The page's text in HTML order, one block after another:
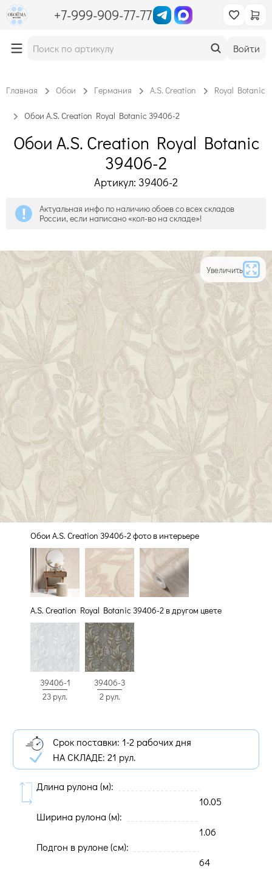
+7-999-909-77-77
Войти
Главная Обои Германия A.S. Creation Royal Botanic
Обои A.S. Creation Royal Botanic 39406-2
Обои A.S. Creation Royal Botanic
39406-2
Артикул: 39406-2
Актуальная инфо по наличию обоев со всех складов
России, если написано «кол-во на складе»!
Увеличить
Обои A.S. Creation 39406-2 фото в интерьере
A.S. Creation Royal Botanic 39406-2 в другом цвете
39406-1
23 рул.
39406-3
2 рул.
Срок поставки: 1-2 рабочих дня
НА СКЛАДЕ: 21 рул.
Длина рулона (м):
10.05
Ширина рулона (м):
1.06
Подгон в рулоне (cм):
64